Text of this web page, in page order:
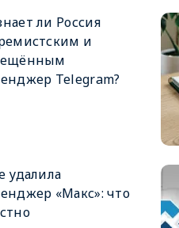
ли Россия
и
Telegram?
удалила
«Макс»: что